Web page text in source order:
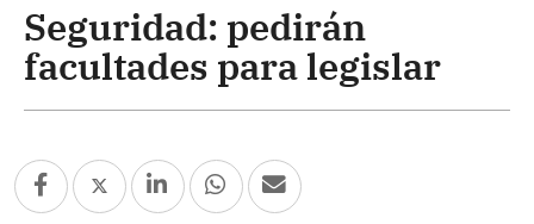
Seguridad: pedirán
facultades para legislar